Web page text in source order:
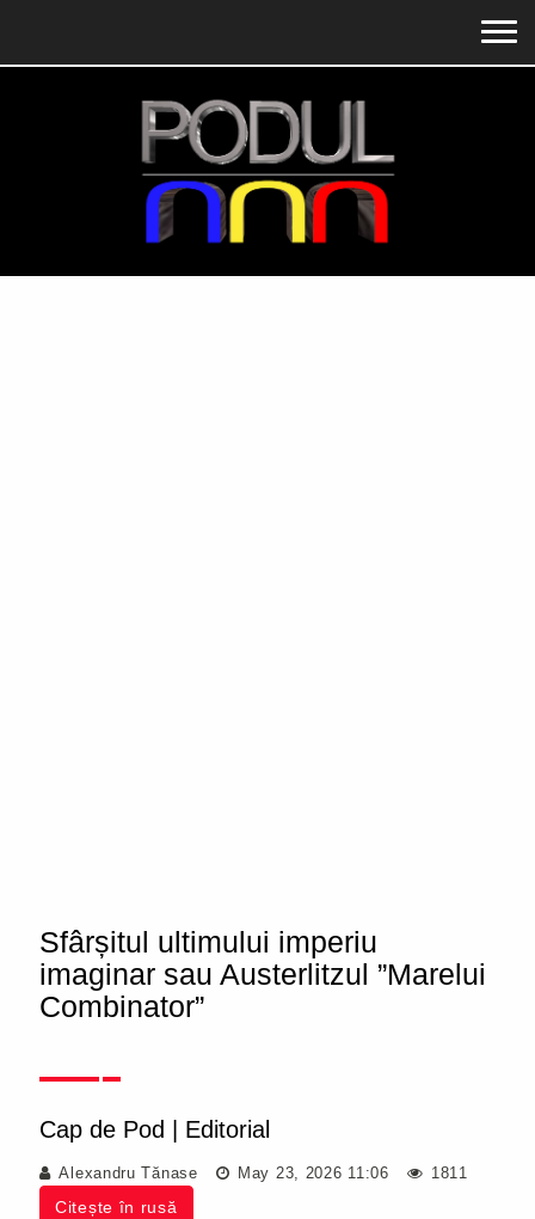
Sfârșitul ultimului imperiu
imaginar sau Austerlitzul ”Marelui
Combinator”
Cap de Pod Editorial
Alexandru Tănase May 23, 2026 11:06 1811
Citește în rusă